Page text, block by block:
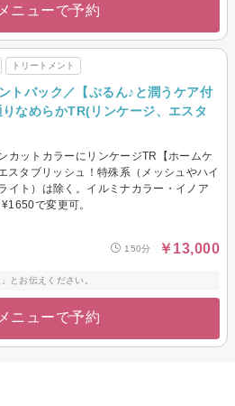
ニューで予約
トリートメント
トバック／【ぷるん♪と潤うケア付
なめらかTR(リンケージ、エスタ
カットカラーにリンケージTR【ホームケ
スタブリッシュ！特殊系（メッシュやハイ
イト）は除く。イルミナカラー・イノア
で変更可。
150分 ￥13,000
とお伝えください。
ニューで予約